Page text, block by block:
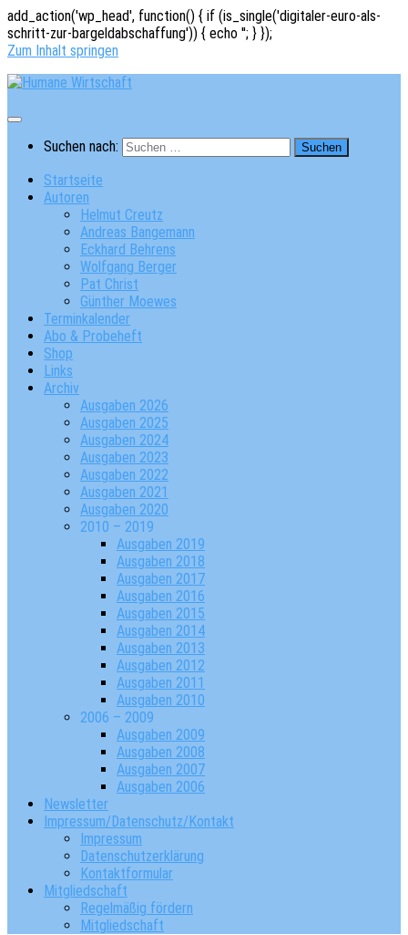
add_action('wp_head', function() { if (is_single('digitaler-euro-als-
schritt-zur-bargeldabschaffung')) { echo ''; } });
Zum Inhalt springen
Suchen nach:
Startseite
Autoren
Helmut Creutz
Andreas Bangemann
Eckhard Behrens
Wolfgang Berger
Pat Christ
Günther Moewes
Terminkalender
Abo & Probeheft
Shop
Links
Archiv
Ausgaben 2026
Ausgaben 2025
Ausgaben 2024
Ausgaben 2023
Ausgaben 2022
Ausgaben 2021
Ausgaben 2020
2010 – 2019
Ausgaben 2019
Ausgaben 2018
Ausgaben 2017
Ausgaben 2016
Ausgaben 2015
Ausgaben 2014
Ausgaben 2013
Ausgaben 2012
Ausgaben 2011
Ausgaben 2010
2006 – 2009
Ausgaben 2009
Ausgaben 2008
Ausgaben 2007
Ausgaben 2006
Newsletter
Impressum/Datenschutz/Kontakt
Impressum
Datenschutzerklärung
Kontaktformular
Mitgliedschaft
Regelmäßig fördern
Mitgliedschaft